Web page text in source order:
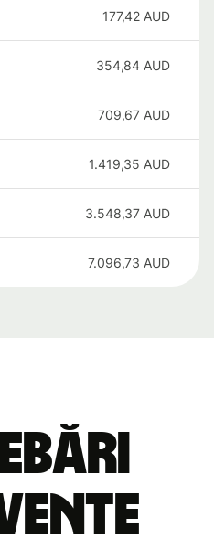
177,42 AUD
354,84 AUD
709,67 AUD
1.419,35 AUD
3.548,37 AUD
7.096,73 AUD